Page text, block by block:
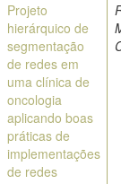
Projeto
hierárquico de
segmentação
de redes em
uma clínica de
oncologia
aplicando boas
práticas de
implementações
de redes